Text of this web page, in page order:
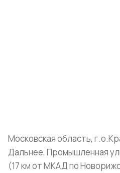
Московская область,
Дальнее, Промышленная
(17 км от МКАД по